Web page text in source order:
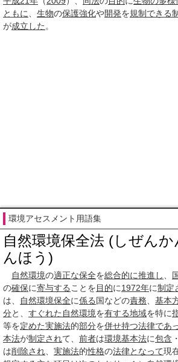
ともに
生物の保護強化や開発を規制できる
が成立した 。
環境アセスメント用語集
自然環境保全法 (しぜん
んほう)
自然環境の適正な保全を総合的に推進し
の確保に寄与する ことを目的に1972年に制定
は、
自然環境保全に係る 国などの責務 基本
分と、 すぐれた 自然環境を有する地域を特に
等を定めた実施法的部分を併せ持つ法律であ
本法が制定されて、 前者は環境基本法に包含 ・
は削除され 実施法的性格の法律となって現